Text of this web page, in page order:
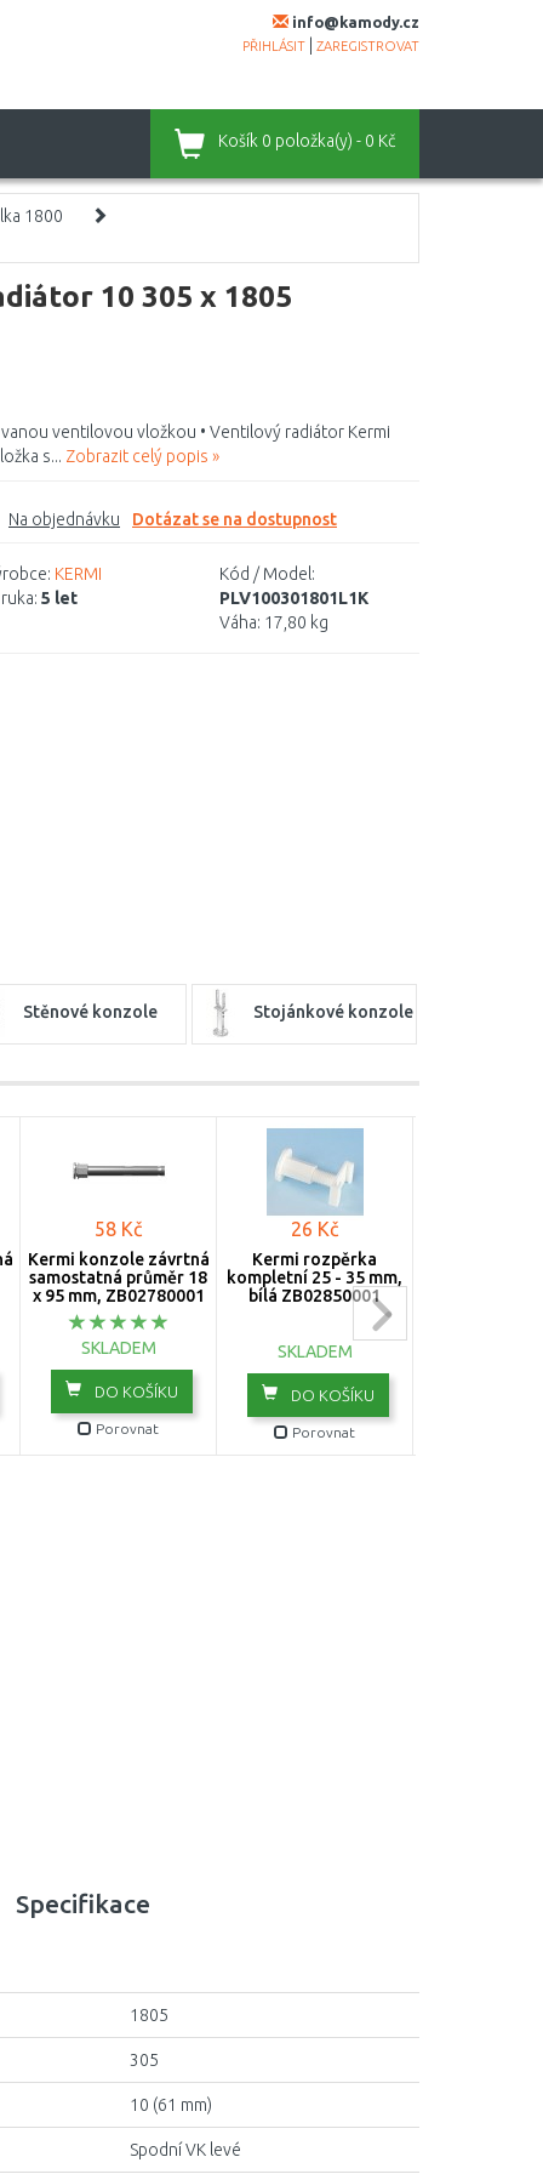
info@kamody.cz
PŘIHLÁSIT ZAREGISTROVAT
Košík 0 položka(y) - 0 Kč
1800
10 305 x 1805
ventilovou vložkou • Ventilový radiátor Kermi
s... Zobrazit celý popis »
Na objednávku Dotázat se na dostupnost
KERMI
5 let
Kód / Model:
PLV100301801L1K
Váha: 17,80 kg
Stěnové konzole Stojánkové konzole
58 Kč
Kermi konzole závrtná
samostatná průměr 18
x 95 mm, ZB02780001
SKLADEM
DO KOŠÍKU
Porovnat
26 Kč
Kermi rozpěrka
kompletní 25 - 35 mm,
bílá ZB02850001
SKLADEM
DO KOŠÍKU
Porovnat
Specifikace
1805
305
10 (61 mm)
Spodní VK levé